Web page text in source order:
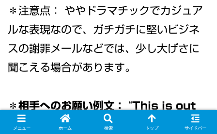
＊注意点： ややドラマチックでカジュア
ルな表現なので、ガチガチに堅いビジネ
スの謝罪メールなどでは、少し大げさに
聞こえる場合があります。
＊相手へのお願い例文： “This is out
of the blue, but would you mind if
メニュー ホーム 検索 トップ サイドバー